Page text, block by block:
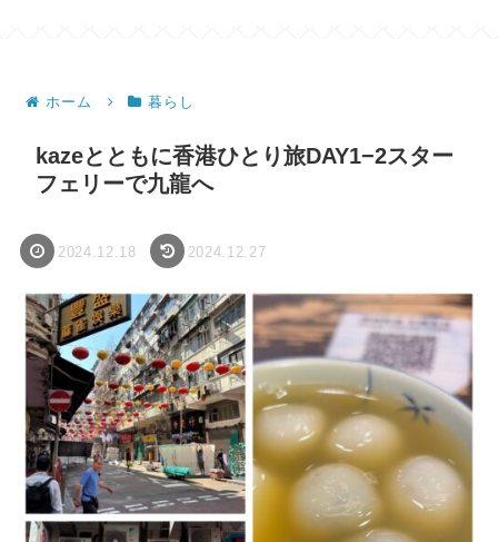
ホーム 暮らし
kazeとともに香港ひとり旅DAY1−2スター
フェリーで九龍へ
2024.12.18 2024.12.27